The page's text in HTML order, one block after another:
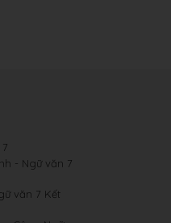
- Ngữ văn 7
văn 7 Kết